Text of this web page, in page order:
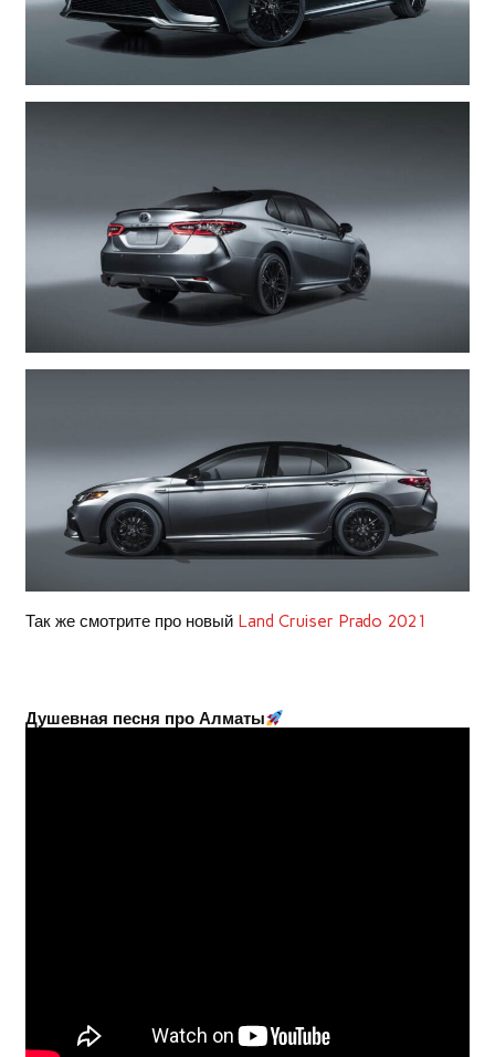
Так же смотрите про новый Land Cruiser Prado 2021
Душевная песня про Алматы